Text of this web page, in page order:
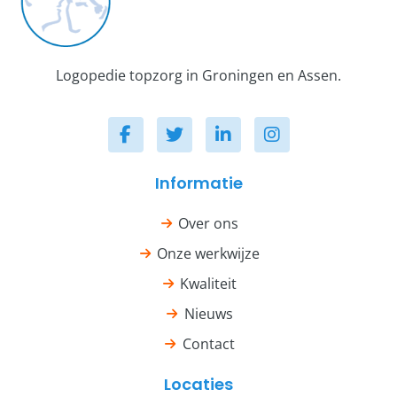
Logopedie topzorg in Groningen en Assen.
Informatie
Over ons
Onze werkwijze
Kwaliteit
Nieuws
Contact
Locaties